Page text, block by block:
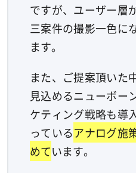
ですが、ユーザー層
三案件の撮影一色に
ます。
また、ご提案頂いた
見込めるニューボー
ケティング戦略も導
っているアナログ施
めています。